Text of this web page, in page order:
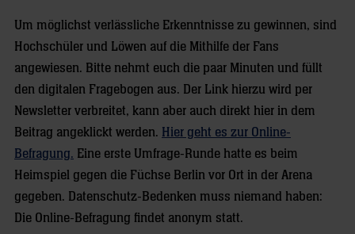
Um möglichst verlässliche Erkenntnisse zu gewinnen, sind
Hochschüler und Löwen auf die Mithilfe der Fans
angewiesen. Bitte nehmt euch die paar Minuten und füllt
den digitalen Fragebogen aus. Der Link hierzu wird per
Newsletter verbreitet, kann aber auch direkt hier in dem
Beitrag angeklickt werden. Hier geht es zur Online-
Befragung. Eine erste Umfrage-Runde hatte es beim
Heimspiel gegen die Füchse Berlin vor Ort in der Arena
gegeben. Datenschutz-Bedenken muss niemand haben:
Die Online-Befragung findet anonym statt.